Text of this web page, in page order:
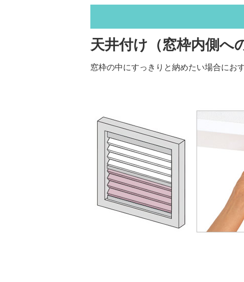
天井付け（窓枠内側へ
窓枠の中にすっきりと納めたい場合にお